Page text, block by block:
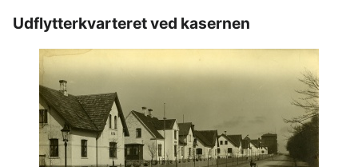
Udflytterkvarteret ved kasernen